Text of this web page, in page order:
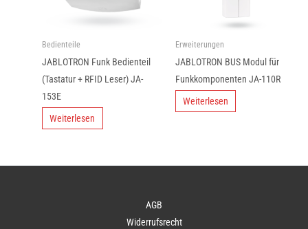
Bedienteile
JABLOTRON Funk Bedienteil
(Tastatur + RFID Leser) JA-
153E
Weiterlesen
Erweiterungen
JABLOTRON BUS Modul für
Funkkomponenten JA-110R
Weiterlesen
AGB
Widerrufsrecht